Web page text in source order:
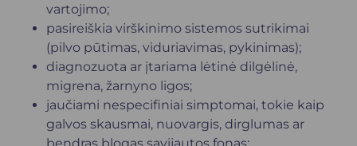
vartojimo;
pasireiškia virškinimo sistemos sutrikimai
(pilvo pūtimas, viduriavimas, pykinimas);
diagnozuota ar įtariama lėtinė dilgėlinė,
migrena, žarnyno ligos;
jaučiami nespecifiniai simptomai, tokie kaip
galvos skausmai, nuovargis, dirglumas ar